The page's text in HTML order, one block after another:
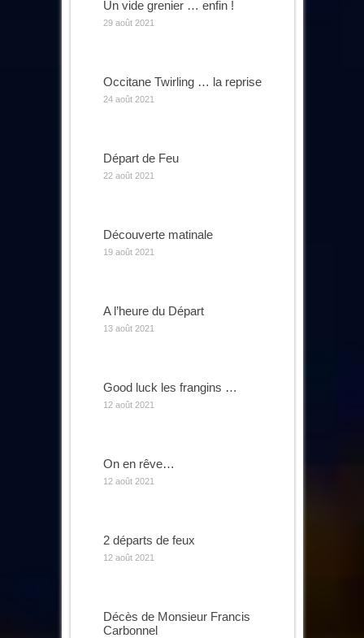
Un vide grenier … enfin !
29 août 2021
Occitane Twirling … la reprise
24 août 2021
Départ de Feu
22 août 2021
Découverte matinale
19 août 2021
A l’heure du Départ
13 août 2021
Good luck les frangins …
12 août 2021
On en rêve…
12 août 2021
2 départs de feux
12 août 2021
Décès de Monsieur Francis
Carbonnel